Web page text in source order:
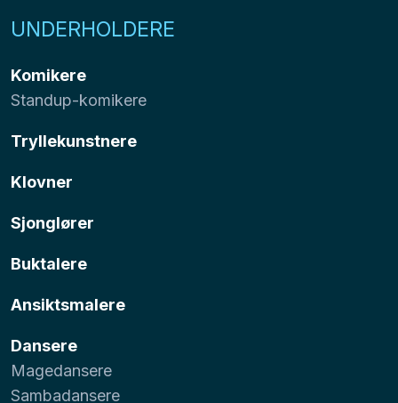
UNDERHOLDERE
Komikere
Standup-komikere
Tryllekunstnere
Klovner
Sjonglører
Buktalere
Ansiktsmalere
Dansere
Magedansere
Sambadansere